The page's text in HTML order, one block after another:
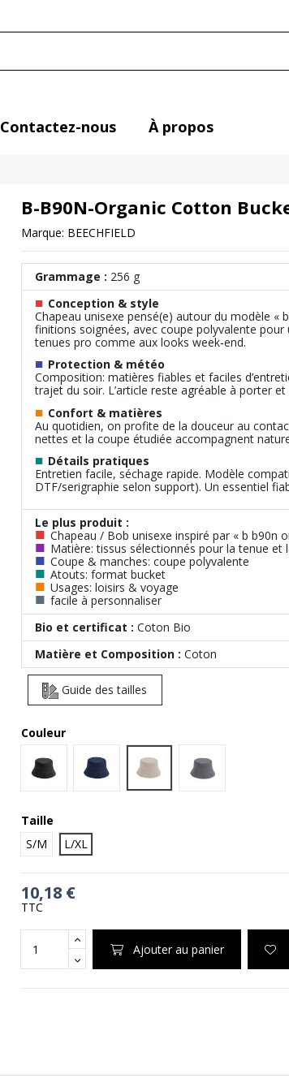
Contactez-nous À propos
B-B90N-Organic Cotton
Marque: BEECHFIELD
Grammage : 256 g
■ Conception & style
Chapeau unisexe pensé(e) autour du modèle
finitions soignées, avec coupe polyvalente pour
tenues pro comme aux looks week‑end.
■ Protection & météo
Composition: matières fiables et faciles
trajet du soir. L’article reste agréable à porter
■ Confort & matières
Au quotidien, on profite de la douceur au
nettes et la coupe étudiée accompagnent
■ Détails pratiques
Entretien facile, séchage rapide. Modèle
DTF/serigraphie selon support). Un essentiel
Le plus produit :
■ Chapeau / Bob unisexe inspiré par « b b90n
■ Matière: tissus sélectionnés pour la tenue et
■ Coupe & manches: coupe polyvalente
■ Atouts: format bucket
■ Usages: loisirs & voyage
■ facile à personnaliser
Bio et certificat : Coton Bio
Matière et Composition : Coton
Guide des tailles
Couleur
Black Navy
Sand
Graphite Grey
Taille
S/M
L/XL
10,18 €
TTC
Ajouter au panier